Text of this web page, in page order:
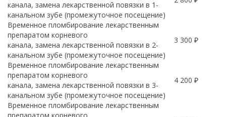
канала, замена лекарственной повязки в 1-
канальном зубе (промежуточное посещение)
Временное пломбирование лекарственным
препаратом корневого
канала, замена лекарственной повязки в 2-
канальном зубе (промежуточное посещение)
3 300 ₽
Временное пломбирование лекарственным
препаратом корневого
канала, замена лекарственной повязки в 3-
канальном зубе (промежуточное посещение)
4 200 ₽
Временное пломбирование лекарственным